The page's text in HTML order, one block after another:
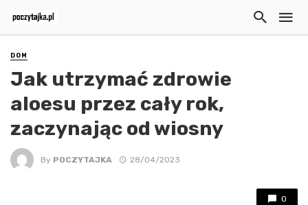
DOM
Jak utrzymać zdrowie
aloesu przez cały rok,
zaczynając od wiosny
By POCZYTAJKA 28/04/2023
0